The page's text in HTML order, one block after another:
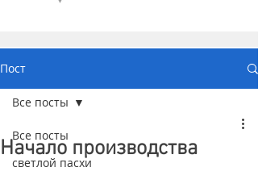
Пост
Все посты
светлой пасхи
Все посты
Начало производства